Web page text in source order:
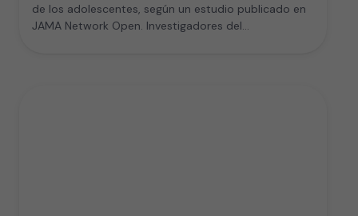
de los adolescentes, según un estudio publicado en
JAMA Network Open. Investigadores del…